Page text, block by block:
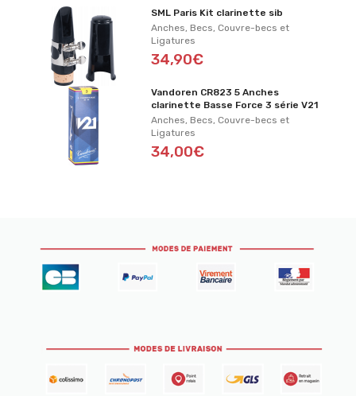
SML Paris Kit clarinette sib
Anches, Becs, Couvre-becs et
Ligatures
34,90€
Vandoren CR823 5 Anches
clarinette Basse Force 3 série V21
Anches, Becs, Couvre-becs et
Ligatures
34,00€